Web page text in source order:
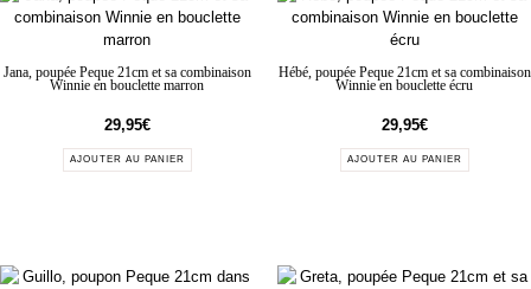
Jana, poupée Peque 21cm et sa combinaison
Winnie en bouclette marron
29,95€
AJOUTER AU PANIER
Hébé, poupée Peque 21cm et sa combinaison
Winnie en bouclette écru
29,95€
AJOUTER AU PANIER